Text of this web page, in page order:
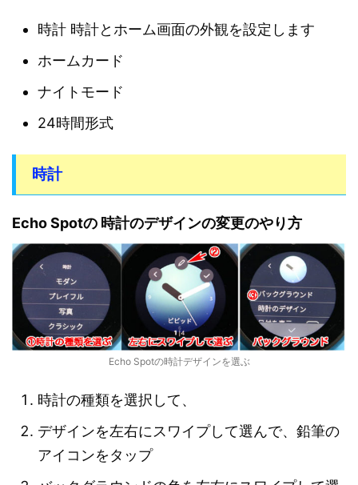
時計 時計とホーム画面の外観を設定します
ホームカード
ナイトモード
24時間形式
時計
Echo Spotの 時計のデザインの変更のやり方
Echo Spotの時計デザインを選ぶ
時計の種類を選択して、
デザインを左右にスワイプして選んで、鉛筆の
アイコンをタップ